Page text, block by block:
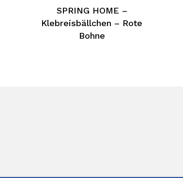
SPRING HOME –
Klebreisbällchen – Rote
Bohne